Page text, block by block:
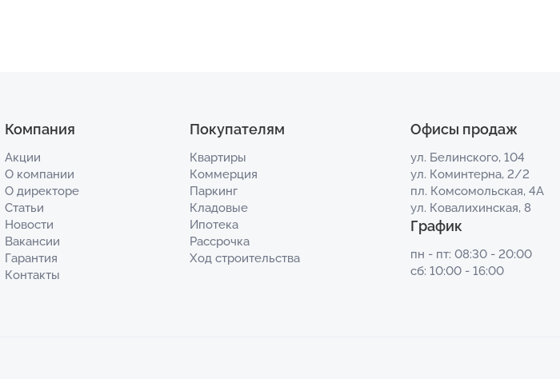
Компания
Акции
О компании
О директоре
Статьи
Новости
Вакансии
Гарантия
Контакты
Покупателям
Квартиры
Коммерция
Паркинг
Кладовые
Ипотека
Рассрочка
Ход строительства
Офисы продаж
ул. Белинского, 104
ул. Коминтерна, 2/2
пл. Комсомольская, 4А
ул. Ковалихинская, 8
График
пн - пт: 08:30 - 20:00
сб: 10:00 - 16:00